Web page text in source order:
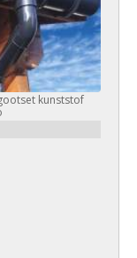
kunststof